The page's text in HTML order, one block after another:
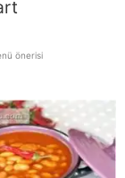
önerisi